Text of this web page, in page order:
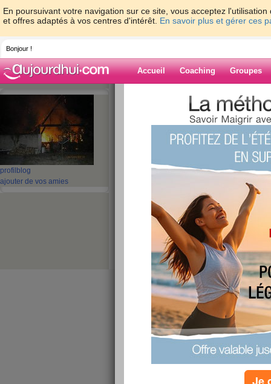
En poursuivant votre navigation sur ce site, vous acceptez
et offres adaptés à vos centres d'intérêt. En savoir plus et gérer ces
Bonjour !
Accueil Coaching Groupes
profil blog
ajouter de vos amies
> >
Blog de
MARDI
Quel temps! Pas vraiment envie
du coup les tentations sont fortes
passer le temps Mais je vais
visite sur vos blogs.